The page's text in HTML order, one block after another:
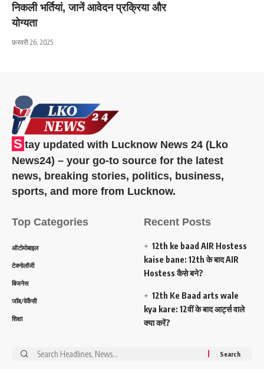
निकली भर्तियां, जानें आवेदन प्रक्रिया और
योग्यता
फ़रवरी 26, 2025
S tay updated with Lucknow News 24 (Lko
News24) – your go-to source for the latest
news, breaking stories, politics, business,
sports, and more from Lucknow.
Top Categories
ऑटोमोबाइल
टेक्नोलॉजी
बिजनेस
जॉब/वेकैंसी
शिक्षा
Recent Posts
12th ke baad AIR Hostess
kaise bane: 12th के बाद AIR
Hostess कैसे बने?
12th Ke Baad arts wale
kya kare: 12वीं के बाद आर्ट्स वाले
क्या करें?
Search